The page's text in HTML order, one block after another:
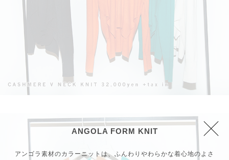
ANGOLA FORM KNIT
アンゴラ素材のカラーニットは、ふんわりやわらかな着心地のよさ